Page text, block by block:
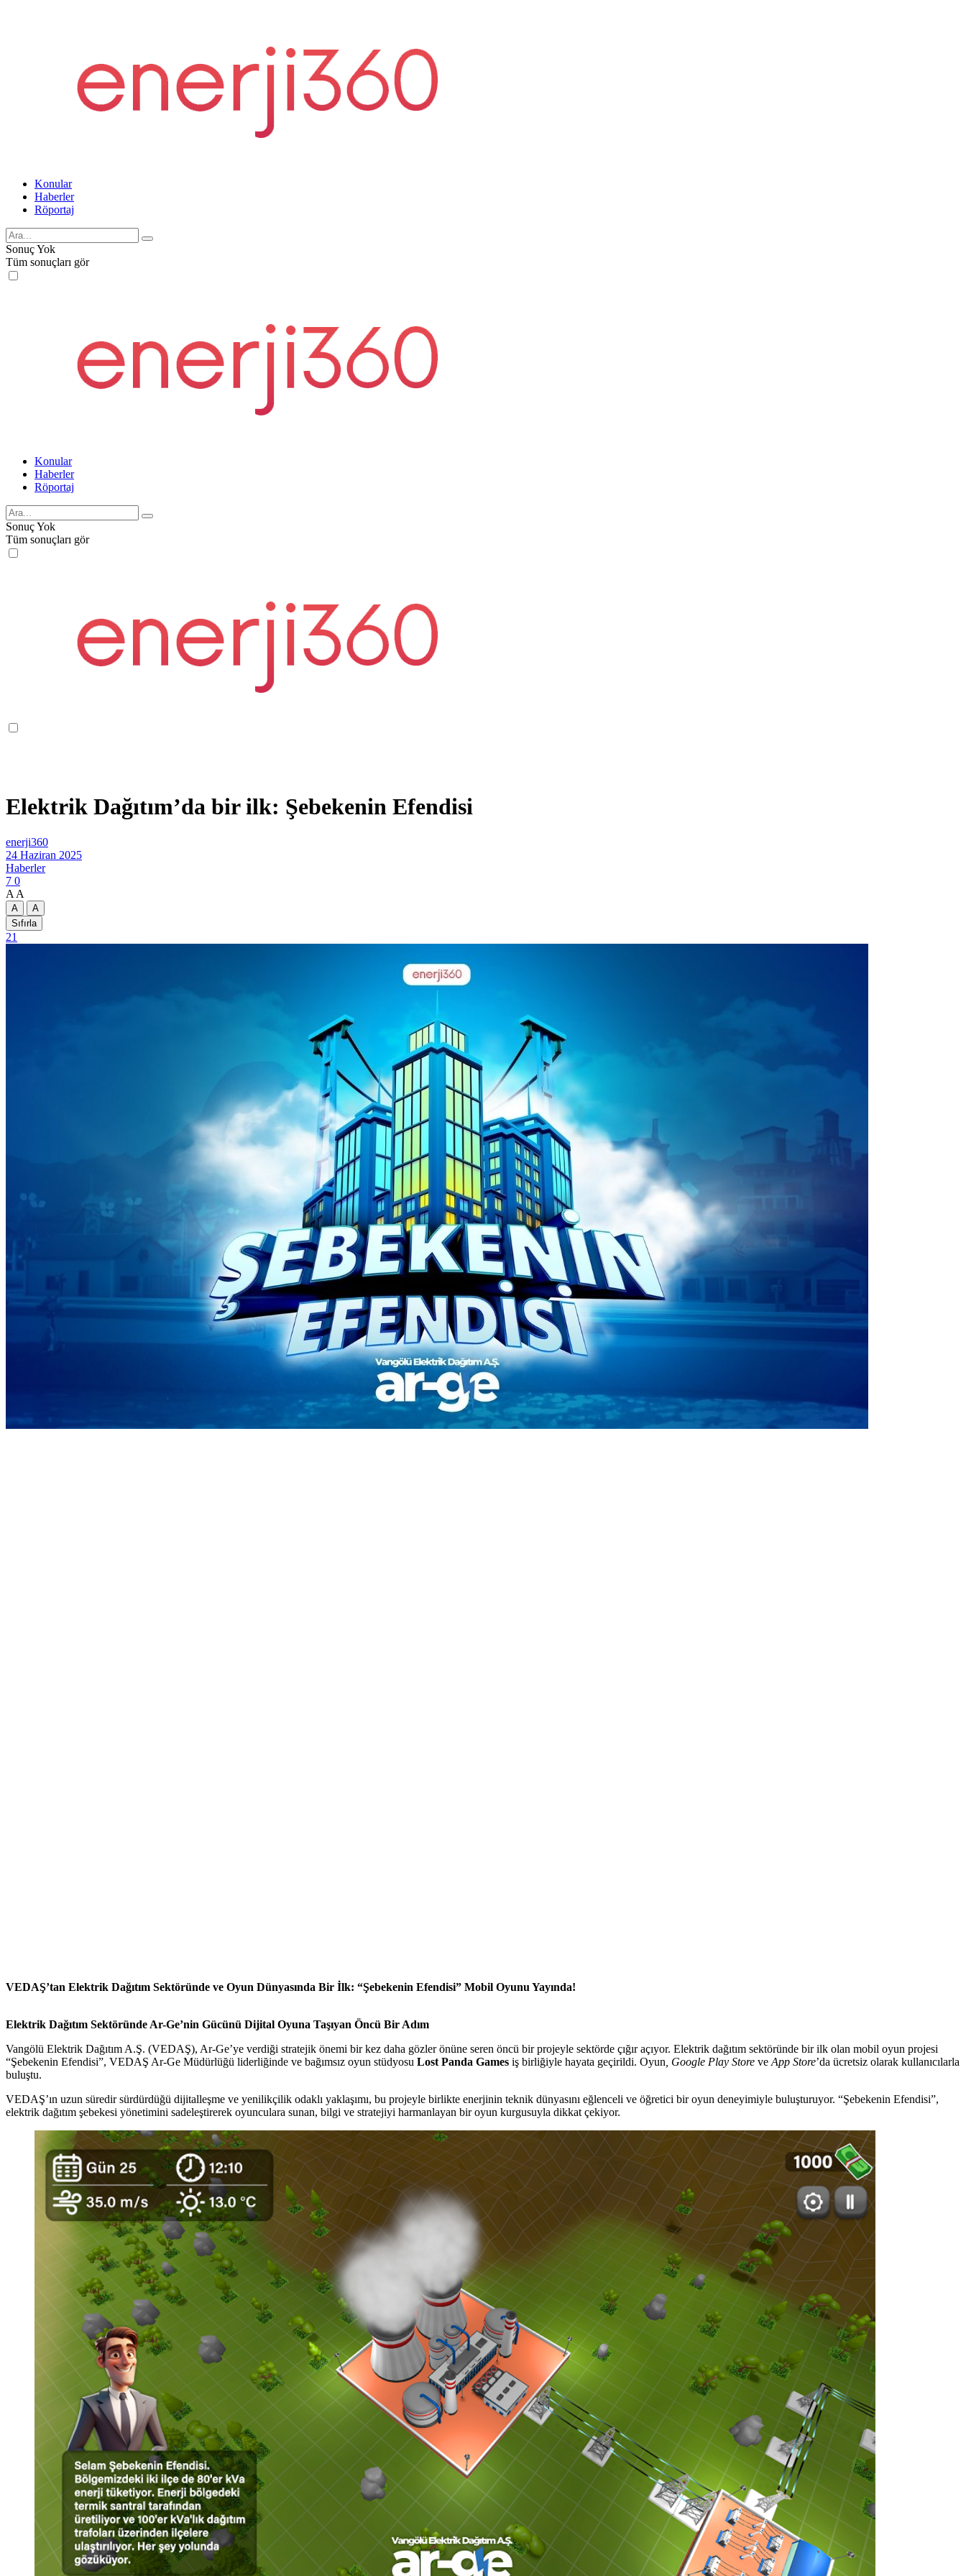
Konular
Haberler
Röportaj
Sonuç Yok
Tüm sonuçları gör
Konular
Haberler
Röportaj
Sonuç Yok
Tüm sonuçları gör
Elektrik Dağıtım’da bir ilk: Şebekenin Efendisi
enerji360
24 Haziran 2025
Haberler
7 0
A A
A
A
Sıfırla
21
VEDAŞ’tan Elektrik Dağıtım Sektöründe ve Oyun Dünyasında Bir İlk: “Şebekenin Efendisi” Mobil Oyunu Yayında!
Elektrik Dağıtım Sektöründe Ar-Ge’nin Gücünü Dijital Oyuna Taşıyan Öncü Bir Adım
Vangölü Elektrik Dağıtım A.Ş. (VEDAŞ), Ar-Ge’ye verdiği stratejik önemi bir kez daha gözler önüne seren öncü bir projeyle sektörde çığır açıyor. Elektrik dağıtım sektöründe bir ilk olan mobil oyun projesi
“Şebekenin Efendisi”, VEDAŞ Ar-Ge Müdürlüğü liderliğinde ve bağımsız oyun stüdyosu Lost Panda Games iş birliğiyle hayata geçirildi. Oyun , Google Play Store ve App Store’da ücretsiz olarak kullanıcılarla
buluştu.
VEDAŞ’ın uzun süredir sürdürdüğü dijitalleşme ve yenilikçilik odaklı yaklaşımı, bu projeyle birlikte enerjinin teknik dünyasını eğlenceli ve öğretici bir oyun deneyimiyle buluşturuyor. “Şebekenin Efendisi”,
elektrik dağıtım şebekesi yönetimini sadeleştirerek oyunculara sunan, bilgi ve stratejiyi harmanlayan bir oyun kurgusuyla dikkat çekiyor.